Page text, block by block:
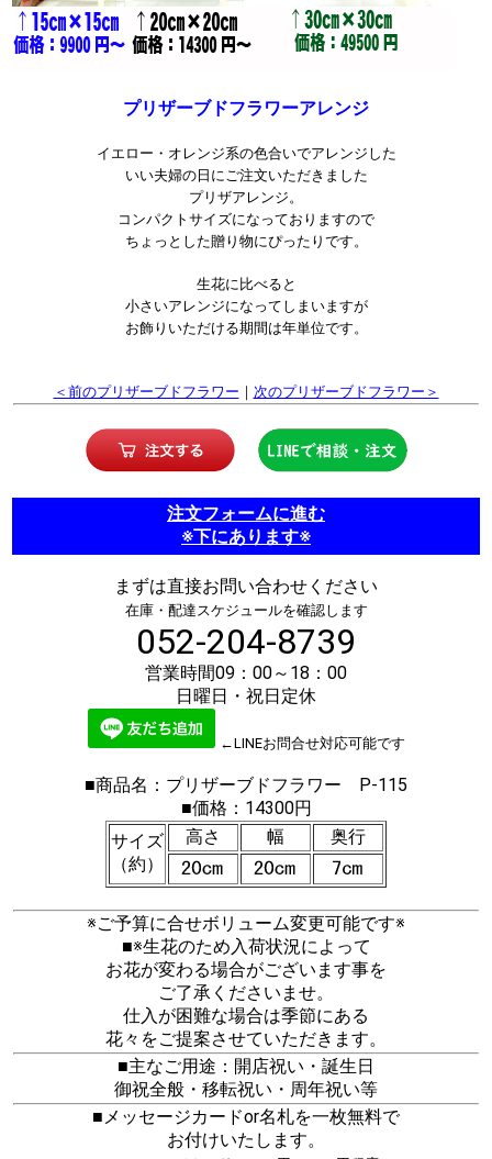
プリザーブドフラワーアレンジ
イエロー・オレンジ系の色合いでアレンジした
いい夫婦の日にご注文いただきました
プリザアレンジ。
コンパクトサイズになっておりますので
ちょっとした贈り物にぴったりです。
生花に比べると
小さいアレンジになってしまいますが
お飾りいただける期間は年単位です。
＜前のプリザーブドフラワー ｜ 次のプリザーブドフラワー＞
注文フォームに進む
※下にあります※
まずは直接お問い合わせください
在庫・配達スケジュールを確認します
052-204-8739
営業時間09：00～18：00
日曜日・祝日定休
←LINEお問合せ対応可能です
■商品名：プリザーブドフラワー P-115
■価格：14300円
サイズ
（約）
高さ 幅 奥行
※ご予算に合せボリューム変更可能です※
■※生花のため入荷状況によって
お花が変わる場合がございます事を
ご了承くださいませ。
仕入が困難な場合は季節にある
花々をご提案させていただきます。
■主なご用途：開店祝い・誕生日
御祝全般・移転祝い・周年祝い等
■メッセージカードor名札を一枚無料で
お付けいたします。